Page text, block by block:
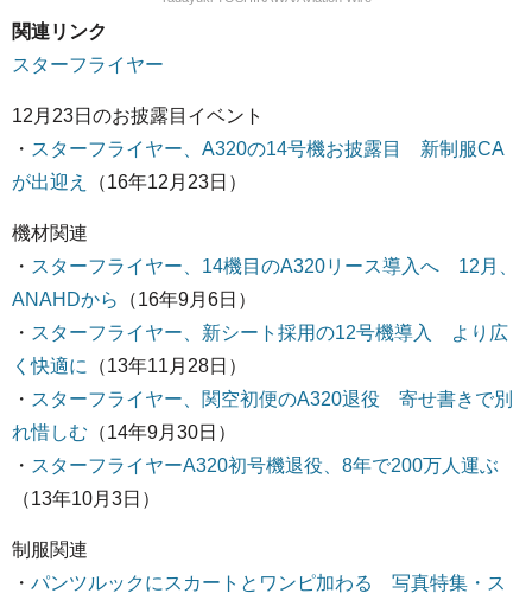
関連リンク
スターフライヤー
12月23日のお披露目イベント
・ スターフライヤー、A320の14号機お披露目 新制服CA
が出迎え
（16年12月23日）
機材関連
・ スターフライヤー、14機目のA320リース導入へ 12月、
ANAHDから
（16年9月6日）
・ スターフライヤー、新シート採用の12号機導入 より広
く快適に
（13年11月28日）
・ スターフライヤー、関空初便のA320退役 寄せ書きで別
れ惜しむ （14年9月30日）
・ スターフライヤーA320初号機退役、8年で200万人運ぶ
（13年10月3日）
制服関連
・ パンツルックにスカートとワンピ加わる 写真特集・ス